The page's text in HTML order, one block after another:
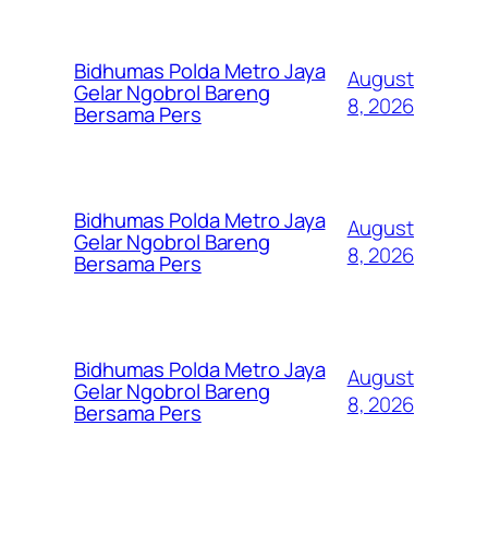
Bidhumas Polda Metro Jaya
Gelar Ngobrol Bareng
Bersama Pers
August
8, 2026
Bidhumas Polda Metro Jaya
Gelar Ngobrol Bareng
Bersama Pers
August
8, 2026
Bidhumas Polda Metro Jaya
Gelar Ngobrol Bareng
Bersama Pers
August
8, 2026